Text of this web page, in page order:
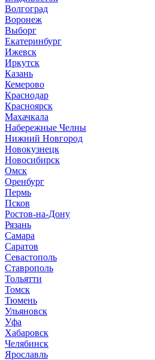
Волгоград
Воронеж
Выборг
Екатеринбург
Ижевск
Иркутск
Казань
Кемерово
Краснодар
Красноярск
Махачкала
Набережные Челны
Нижний Новгород
Новокузнецк
Новосибирск
Омск
Оренбург
Пермь
Псков
Ростов-на-Дону
Рязань
Самара
Саратов
Севастополь
Ставрополь
Тольятти
Томск
Тюмень
Ульяновск
Уфа
Хабаровск
Челябинск
Ярославль